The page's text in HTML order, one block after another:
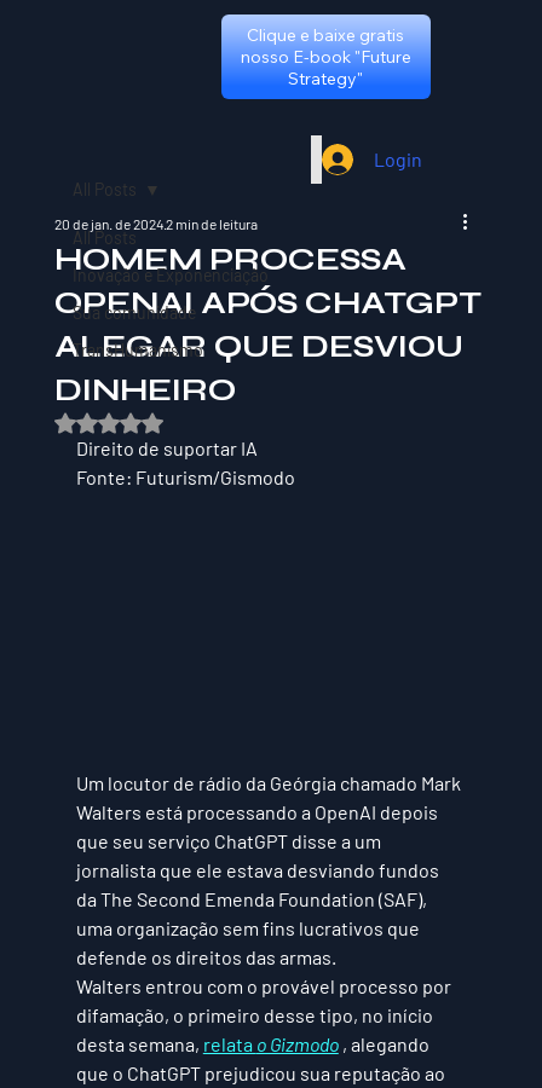
Clique e baixe gratis
nosso E-book "Future
Strategy"
Login
All Posts
Inovação e Exponenciação
Sua comunidade
TransHumanismo
All Posts
HOMEM PROCESSA
OPENAI APÓS CHATGPT
ALEGAR QUE DESVIOU
DINHEIRO
20 de jan. de 20242 min de leitura
Avaliado com NaN de 5 estrelas.
Direito de suportar IA
Fonte: Futurism/Gismodo
Um locutor de rádio da Geórgia chamado Mark
Walters está processando a OpenAI depois
que seu serviço ChatGPT disse a um
jornalista que ele estava desviando fundos
da The Second Emenda Foundation (SAF),
uma organização sem fins lucrativos que
defende os direitos das armas.
Walters entrou com o provável processo por
difamação, o primeiro desse tipo, no início
desta semana, relata o Gizmodo , alegando
que o ChatGPT prejudicou sua reputação ao